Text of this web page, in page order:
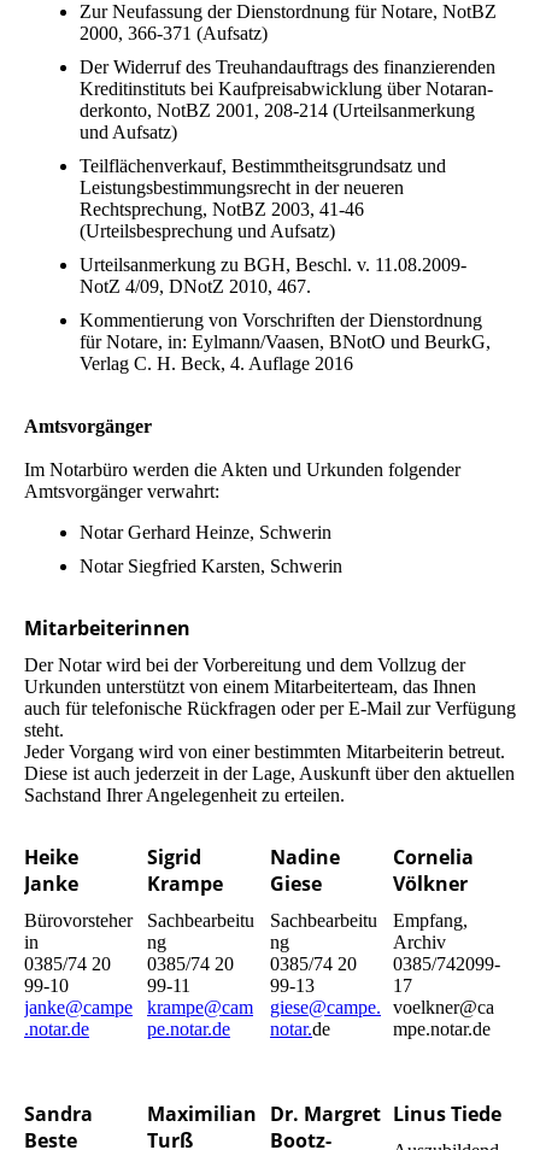
Zur Neufassung der Dienstordnung für Notare, NotBZ
2000, 366-371 (Aufsatz)
Der Widerruf des Treuhandauftrags des finanzierenden
Kreditinstituts bei Kaufpreisabwicklung über Notar­an­
der­konto, NotBZ 2001, 208-214 (Urteilsanmerkung
und Aufsatz)
Teilflächenverkauf, Bestimmt­heits­grund­satz und
Leistungsbestimmungsrecht in der neueren
Rechtsprechung, NotBZ 2003, 41-46
(Urteilsbesprechung und Aufsatz)
Urteilsanmerkung zu BGH, Beschl. v. 11.08.2009-
NotZ 4/09, DNotZ 2010, 467.
Kommentierung von Vorschriften der Dienstordnung
für Notare, in: Eylmann/Vaasen, BNotO und BeurkG,
Verlag C. H. Beck, 4. Auflage 2016
Amtsvorgänger
Im Notarbüro werden die Akten und Urkunden folgender
Amtsvorgänger verwahrt:
Notar Gerhard Heinze, Schwerin
Notar Siegfried Karsten, Schwerin
Mitarbeiterinnen
Der Notar wird bei der Vorbereitung und dem Vollzug der
Urkunden unterstützt von einem Mitarbeiterteam, das Ihnen
auch für telefonische Rückfragen oder per E-Mail zur Verfügung
steht.
Jeder Vorgang wird von einer bestimmten Mitarbeiterin betreut.
Diese ist auch jederzeit in der Lage, Auskunft über den aktuellen
Sachstand Ihrer Angelegenheit zu erteilen.
Heike
Janke
Bürovorsteher
in
0385/74 20
99-10
janke@campe
.notar.de
Sandra
Beste
Sigrid
Krampe
Sachbearbeitu
ng
0385/74 20
99-11
krampe@cam
pe.notar.de
Maximilian
Turß
Nadine
Giese
Sachbearbeitu
ng
0385/74 20
99-13
giese@campe.
notar.de
Dr. Margret
Bootz-
Cornelia
Völkner
Empfang,
Archiv
0385/742099-
17
voelkner@ca
mpe.notar.de
Linus Tiede